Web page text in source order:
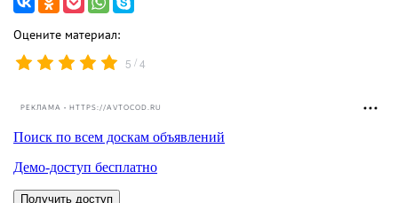
Оцените материал:
5 /4
РЕКЛАМА • HTTPS://AVTOCOD.RU